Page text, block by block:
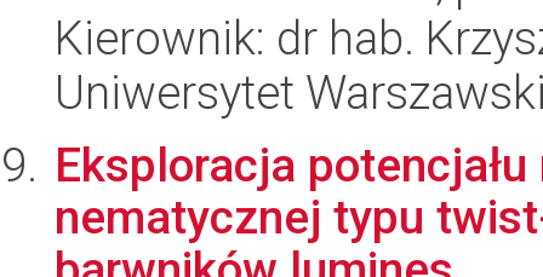
Kierownik: dr hab.
Uniwersytet
Eksploracja
nematycznej typu